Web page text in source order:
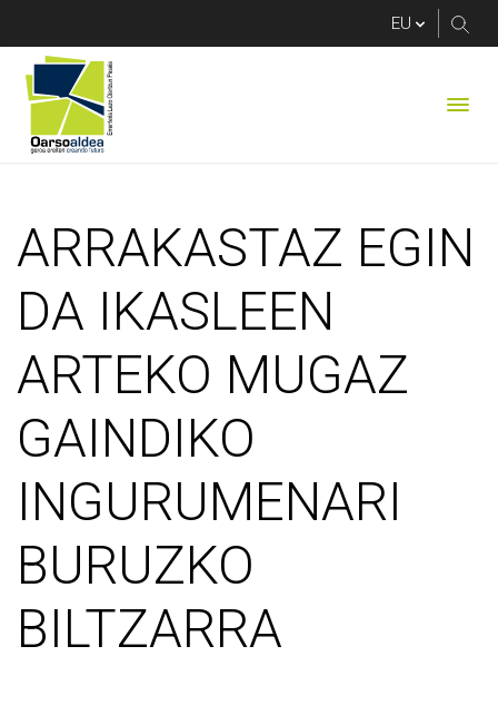
ARRAKASTAZ EGIN
DA IKASLEEN
ARTEKO MUGAZ
GAINDIKO
INGURUMENARI
BURUZKO
BILTZARRA